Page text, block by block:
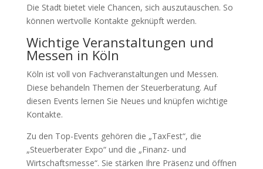
Die Stadt bietet viele Chancen, sich auszutauschen. So
können wertvolle Kontakte geknüpft werden.
Wichtige Veranstaltungen und
Messen in Köln
Köln ist voll von Fachveranstaltungen und Messen.
Diese behandeln Themen der Steuerberatung. Auf
diesen Events lernen Sie Neues und knüpfen wichtige
Kontakte.
Zu den Top-Events gehören die „TaxFest“, die
„Steuerberater Expo“ und die „Finanz- und
Wirtschaftsmesse“. Sie stärken Ihre Präsenz und öffnen